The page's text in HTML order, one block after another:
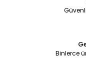
Binlerce